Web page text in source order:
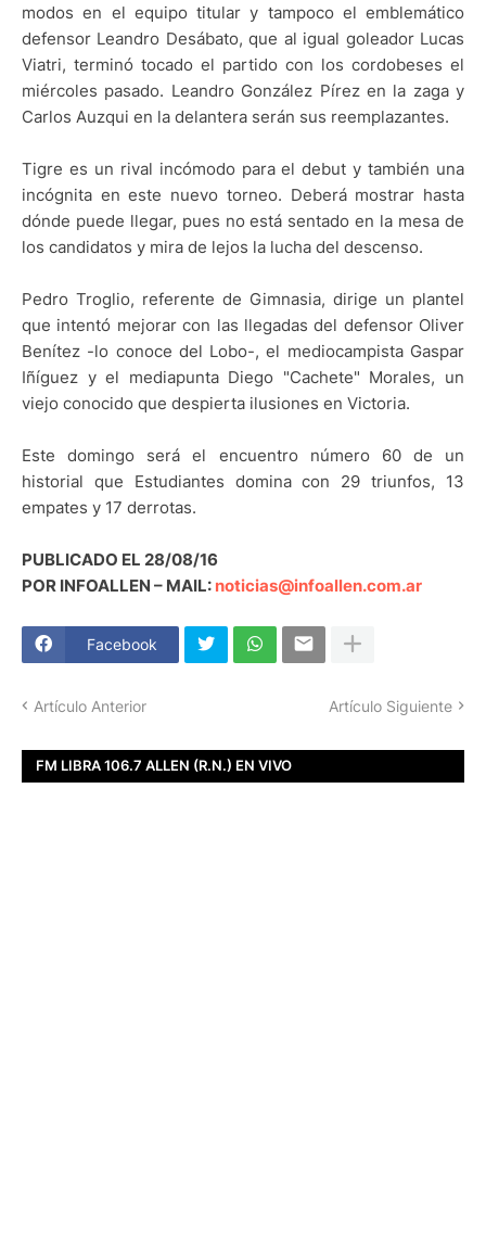
modos en el equipo titular y tampoco el emblemático
defensor Leandro Desábato, que al igual goleador Lucas
Viatri, terminó tocado el partido con los cordobeses el
miércoles pasado. Leandro González Pírez en la zaga y
Carlos Auzqui en la delantera serán sus reemplazantes.
Tigre es un rival incómodo para el debut y también una
incógnita en este nuevo torneo. Deberá mostrar hasta
dónde puede llegar, pues no está sentado en la mesa de
los candidatos y mira de lejos la lucha del descenso.
Pedro Troglio, referente de Gimnasia, dirige un plantel
que intentó mejorar con las llegadas del defensor Oliver
Benítez -lo conoce del Lobo-, el mediocampista Gaspar
Iñíguez y el mediapunta Diego "Cachete" Morales, un
viejo conocido que despierta ilusiones en Victoria.
Este domingo será el encuentro número 60 de un
historial que Estudiantes domina con 29 triunfos, 13
empates y 17 derrotas.
PUBLICADO EL 28/08/16
POR INFOALLEN – MAIL: noticias@infoallen.com.ar
Facebook
Artículo Anterior Artículo Siguiente
FM LIBRA 106.7 ALLEN (R.N.) EN VIVO